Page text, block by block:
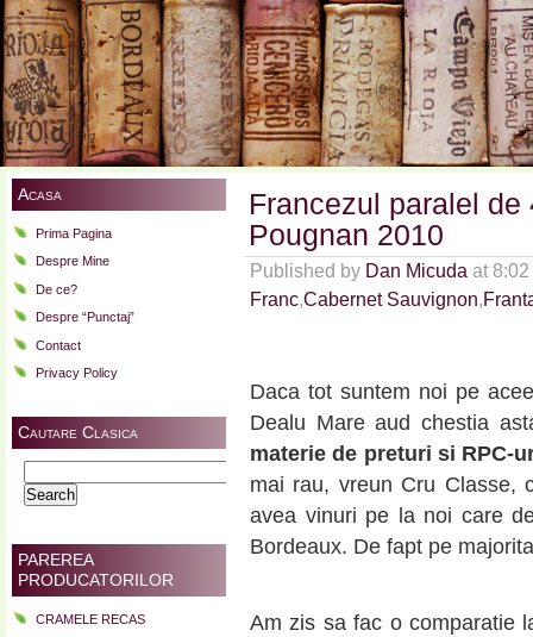
Acasa
Prima Pagina
Despre Mine
De ce?
Despre “Punctaj”
Contact
Privacy Policy
Cautare Clasica
for:
PAREREA
PRODUCATORILOR
CRAMELE RECAS
Francezul paralel
Pougnan 2010
Published by Dan Micuda at
Franc,Cabernet Sauvignon,
Daca tot suntem noi pe
Dealu Mare aud chestia
materie de preturi si RPC-
mai rau, vreun Cru
avea vinuri pe la noi care
Bordeaux. De fapt pe
Am zis sa fac o comparatie